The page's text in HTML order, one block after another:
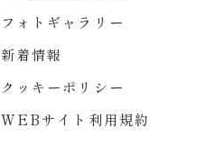
フォトギャラリー
新着情報
クッキーポリシー
WEBサイト利用規約